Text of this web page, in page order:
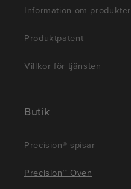
Information om produkter
Produktpatent
Villkor för tjänsten
Butik
Precision® spisar
Precision™ Oven